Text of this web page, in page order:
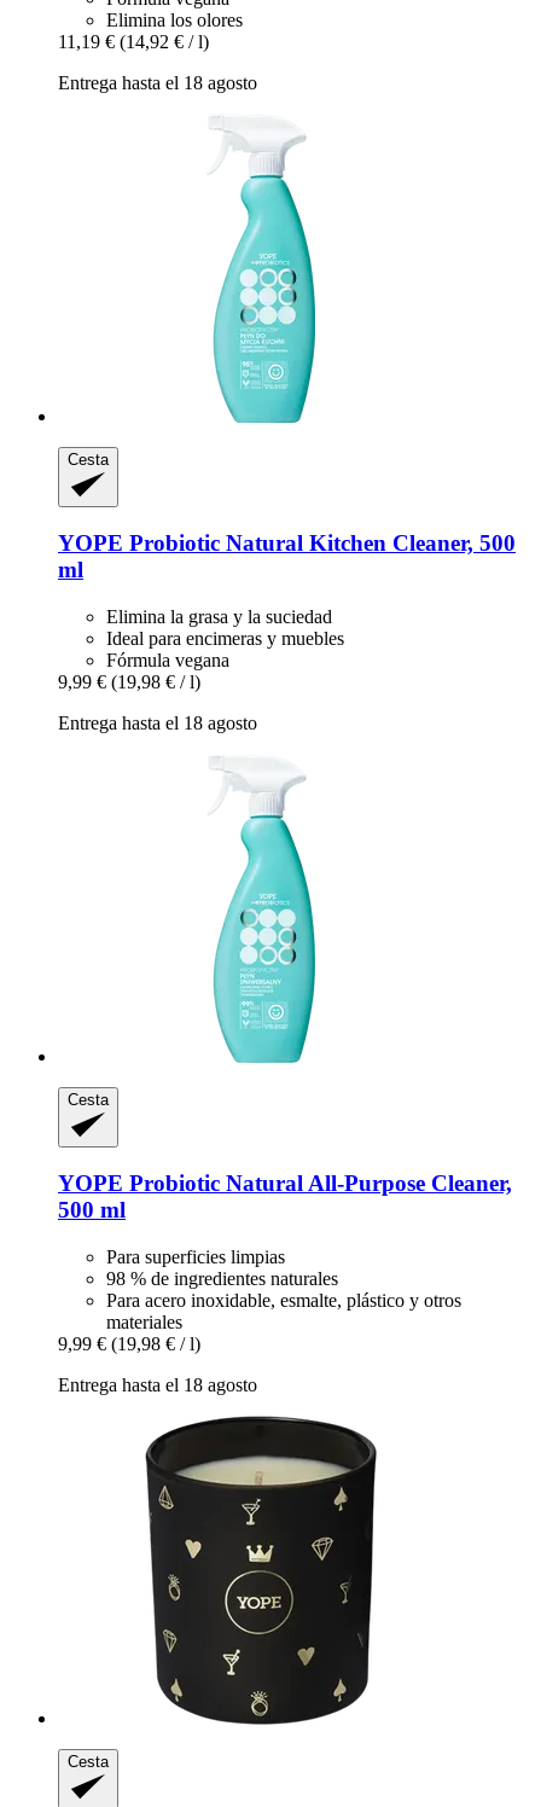
Elimina los olores
11,19 € (14,92 € / l)
Entrega hasta el 18 agosto
Cesta
YOPE Probiotic Natural Kitchen Cleaner, 500
ml
Elimina la grasa y la suciedad
Ideal para encimeras y muebles
Fórmula vegana
9,99 € (19,98 € / l)
Entrega hasta el 18 agosto
Cesta
YOPE Probiotic Natural All-​Purpose Cleaner,
500 ml
Para superficies limpias
98 % de ingredientes naturales
Para acero inoxidable, esmalte, plástico y otros
materiales
9,99 € (19,98 € / l)
Entrega hasta el 18 agosto
Cesta